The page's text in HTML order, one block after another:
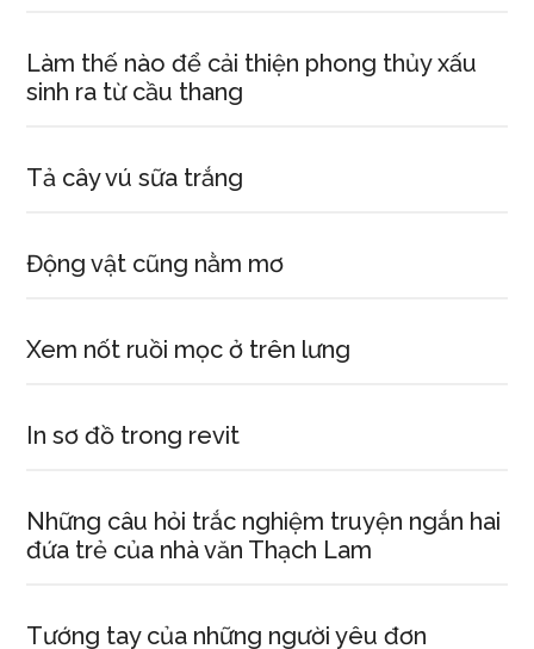
Làm thế nào để cải thiện phong thủy xấu
sinh ra từ cầu thang
Tả cây vú sữa trắng
Động vật cũng nằm mơ
Xem nốt ruồi mọc ở trên lưng
In sơ đồ trong revit
Những câu hỏi trắc nghiệm truyện ngắn hai
đứa trẻ của nhà văn Thạch Lam
Tướng tay của những người yêu đơn